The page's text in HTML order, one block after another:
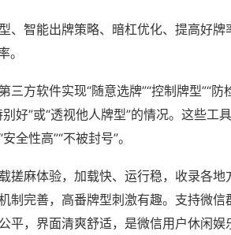
、智能出牌策略、暗杠优化、提高好牌
。
方软件实现“随意选牌”“控制牌型”“防
好”或“透视他人牌型”的情况。这些工
全性高”“不被封号”。
搓麻体验，加载快、运行稳，收录各地
制完善，高番牌型刺激有趣。支持微信
平，界面清爽舒适，是微信用户休闲娱